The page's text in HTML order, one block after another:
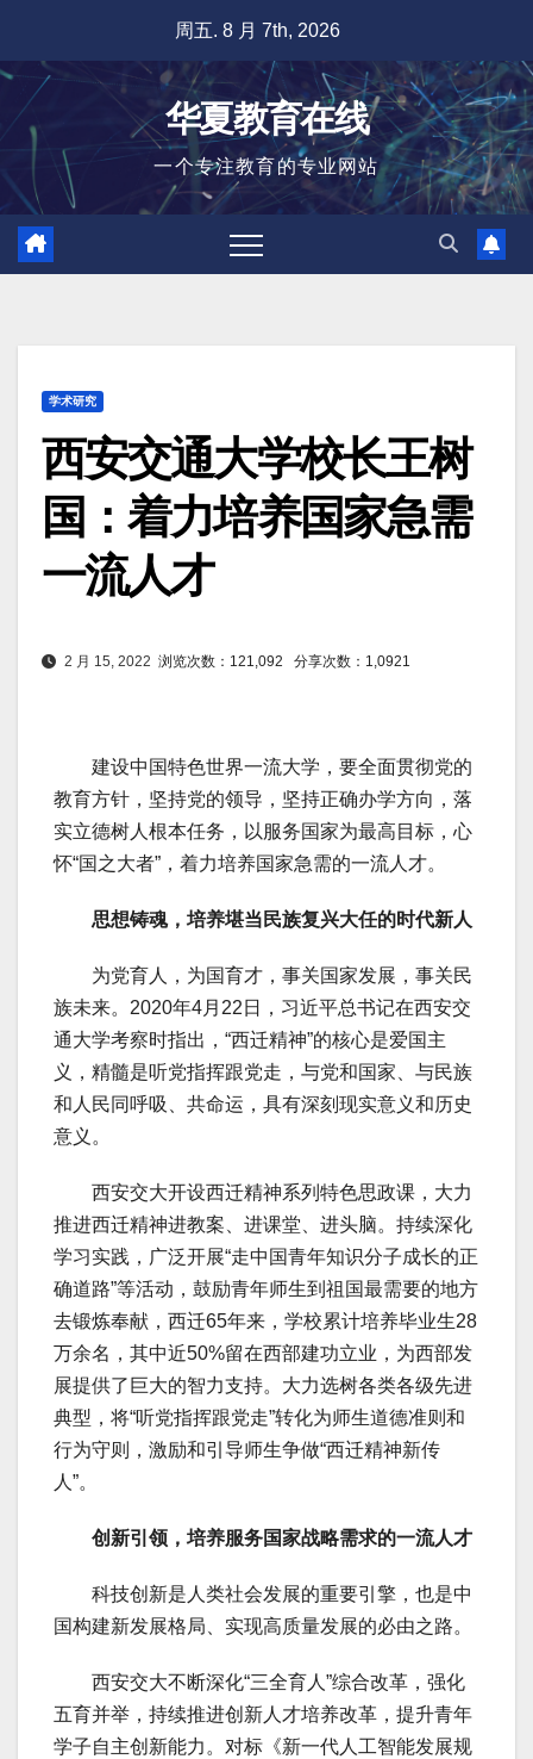
容
周五. 8 月 7th, 2026
华夏教育在线
一个专注教育的专业网站
学术研究
西安交通大学校长王树
国：着力培养国家急需
一流人才
2 月 15, 2022 浏览次数：121,092 分享次数：1,0921
建设中国特色世界一流大学，要全面贯彻党的
教育方针，坚持党的领导，坚持正确办学方向，落
实立德树人根本任务，以服务国家为最高目标，心
怀“国之大者”，着力培养国家急需的一流人才。
思想铸魂，培养堪当民族复兴大任的时代新人
为党育人，为国育才，事关国家发展，事关民
族未来。2020年4月22日，习近平总书记在西安交
通大学考察时指出，“西迁精神”的核心是爱国主
义，精髓是听党指挥跟党走，与党和国家、与民族
和人民同呼吸、共命运，具有深刻现实意义和历史
意义。
西安交大开设西迁精神系列特色思政课，大力
推进西迁精神进教案、进课堂、进头脑。持续深化
学习实践，广泛开展“走中国青年知识分子成长的正
确道路”等活动，鼓励青年师生到祖国最需要的地方
去锻炼奉献，西迁65年来，学校累计培养毕业生28
万余名，其中近50%留在西部建功立业，为西部发
展提供了巨大的智力支持。大力选树各类各级先进
典型，将“听党指挥跟党走”转化为师生道德准则和
行为守则，激励和引导师生争做“西迁精神新传
人”。
创新引领，培养服务国家战略需求的一流人才
科技创新是人类社会发展的重要引擎，也是中
国构建新发展格局、实现高质量发展的必由之路。
西安交大不断深化“三全育人”综合改革，强化
五育并举，持续推进创新人才培养改革，提升青年
学子自主创新能力。对标《新一代人工智能发展规